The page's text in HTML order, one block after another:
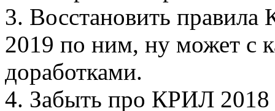
3. Восстановить
2019 по ним, ну может с
доработками.
4. Забыть про КРИЛ 2018